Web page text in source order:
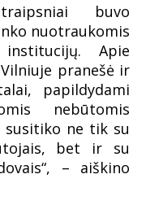
buvo
nuotraukomis
Apie
pranešė ir
papildydami
nebūtomis
susitiko ne tik su
bet ir su
– aiškino